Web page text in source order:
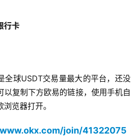
行卡
全球USDT交易量最大的平台，还没
以复制下方欧易的链接，使用手机自
览器打开。
join/41322075